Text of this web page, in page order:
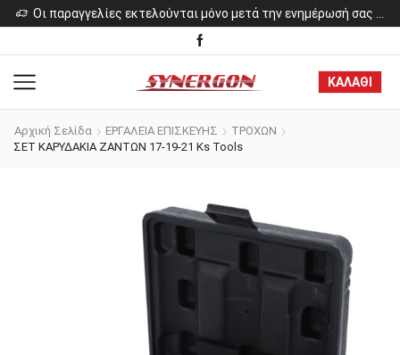
ΚΑΛΑΘΙ
Αρχική Σελίδα ΕΡΓΑΛΕΙΑ ΕΠΙΣΚΕΥΗΣ
ΤΡΟΧΩΝ
ΣΕΤ ΚΑΡΥΔΑΚΙΑ ΖΑΝΤΩΝ 17-19-21 Ks Tools